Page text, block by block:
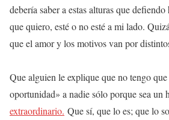
debería saber a estas alturas que
que quiero, esté o no esté a mi lado.
que el amor y los motivos van por
Que alguien le explique que no tengo
oportunidad» a nadie sólo porque sea un
extraordinario. Que sí, que lo es; que lo